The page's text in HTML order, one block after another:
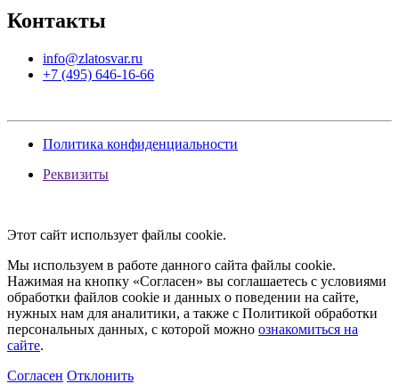
Контакты
info@zlatosvar.ru
+7 (495) 646-16-66
Политика конфиденциальности
Реквизиты
Этот сайт использует файлы cookie.
Мы используем в работе данного сайта файлы cookie.
Нажимая на кнопку «Согласен» вы соглашаетесь с условиями
обработки файлов cookie и данных о поведении на сайте,
нужных нам для аналитики, а также с Политикой обработки
персональных данных, с которой можно ознакомиться на
сайте.
Согласен Отклонить